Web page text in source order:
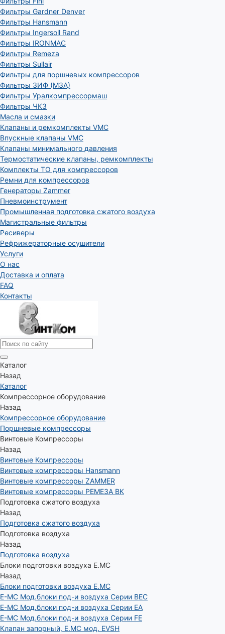
Фильтры Gardner Denver
Фильтры Hansmann
Фильтры Ingersoll Rand
Фильтры IRONMAC
Фильтры Remeza
Фильтры Sullair
Фильтры для поршневых компрессоров
Фильтры ЗИФ (МЗА)
Фильтры Уралкомпрессормаш
Фильтры ЧКЗ
Масла и смазки
Клапаны и ремкомплекты VMC
Впускные клапаны VMC
Клапаны минимального давления
Термостатические клапаны, ремкомплекты
Комплекты ТО для компрессоров
Ремни для компрессоров
Генераторы Zammer
Пневмоинструмент
Промышленная подготовка сжатого воздуха
Магистральные фильтры
Ресиверы
Рефрижераторные осушители
Услуги
О нас
Доставка и оплата
FAQ
Контакты
Каталог
Назад
Каталог
Компрессорное оборудование
Назад
Компрессорное оборудование
Поршневые компрессоры
Винтовые Компрессоры
Назад
Винтовые Компрессоры
Винтовые компрессоры Hansmann
Винтовые компрессоры ZAMMER
Винтовые компрессоры РЕМЕЗА ВК
Подготовка сжатого воздуха
Назад
Подготовка сжатого воздуха
Подготовка воздуха
Назад
Подготовка воздуха
Блоки подготовки воздуха E.MC
Назад
Блоки подготовки воздуха E.MC
E-MC Мод.блоки под-и воздуха Серии BEC
E-MC Мод.блоки под-и воздуха Серии EA
E-MC Мод.блоки под-и воздуха Серии FE
Клапан запорный, E.MC мод. EVSH